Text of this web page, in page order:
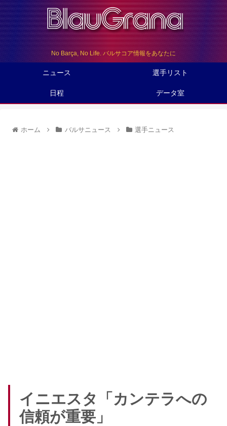
No Barça, No Life. バルサコア情報をあなたに
ニュース 選手リスト
日程 データ室
ホーム バルサニュース 選手ニュース
イニエスタ「カンテラへの
信頼が重要」